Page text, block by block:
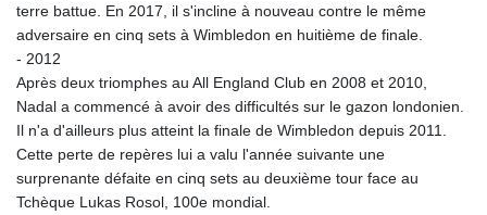
terre battue. En 2017, il s'incline à nouveau contre le même
adversaire en cinq sets à Wimbledon en huitième de finale.
- 2012
Après deux triomphes au All England Club en 2008 et 2010,
Nadal a commencé à avoir des difficultés sur le gazon londonien.
Il n'a d'ailleurs plus atteint la finale de Wimbledon depuis 2011.
Cette perte de repères lui a valu l'année suivante une
surprenante défaite en cinq sets au deuxième tour face au
Tchèque Lukas Rosol, 100e mondial.